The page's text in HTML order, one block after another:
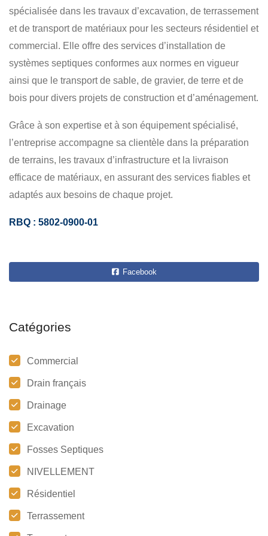
RÉSIDENTIEL COMMERCIAL
spécialisée dans les travaux d’excavation, de terrassement
et de transport de matériaux pour les secteurs résidentiel et
commercial. Elle offre des services d’installation de
systèmes septiques conformes aux normes en vigueur
ainsi que le transport de sable, de gravier, de terre et de
bois pour divers projets de construction et d’aménagement.
Grâce à son expertise et à son équipement spécialisé,
l’entreprise accompagne sa clientèle dans la préparation
de terrains, les travaux d’infrastructure et la livraison
efficace de matériaux, en assurant des services fiables et
adaptés aux besoins de chaque projet.
RBQ : 5802-0900-01
Facebook
Catégories
Commercial
Drain français
Drainage
Excavation
Fosses Septiques
NIVELLEMENT
Résidentiel
Terrassement